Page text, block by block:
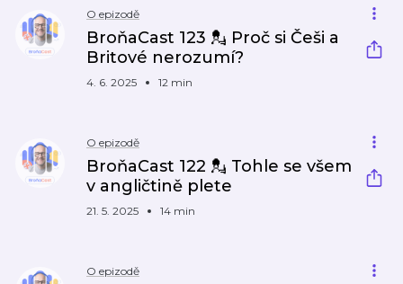
O epizodě
BroňaCast 123 💂 Proč si Češi a
Britové nerozumí?
4. 6. 2025 12 min
O epizodě
BroňaCast 122 💂 Tohle se všem
v angličtině plete
21. 5. 2025 14 min
O epizodě